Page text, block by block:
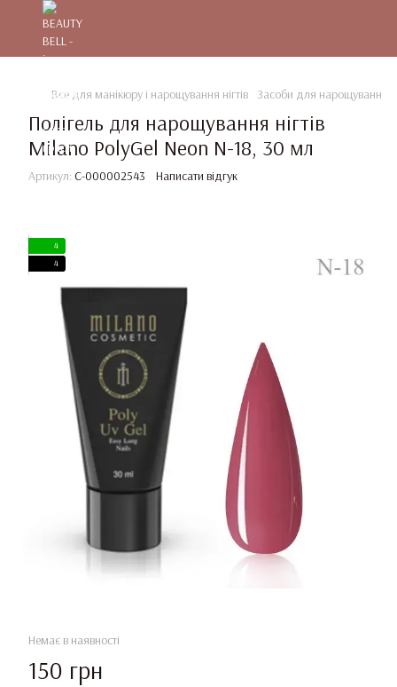
Все для манікюру і нарощування нігтів Засоби для нарощування та
Полігель для нарощування нігтів
Milano PolyGel Neon N-18, 30 мл
Артикул: C-000002543 Написати відгук
4
4
Немає в наявності
150 грн